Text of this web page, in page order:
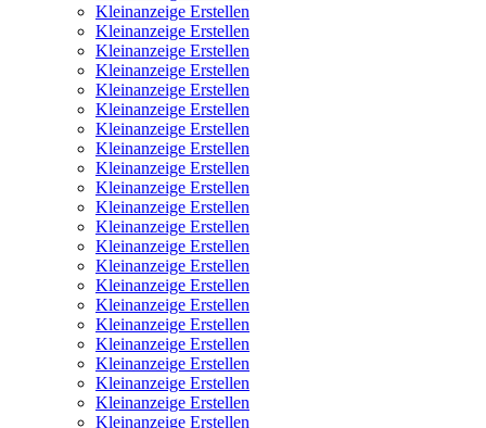
Kleinanzeige Erstellen
Kleinanzeige Erstellen
Kleinanzeige Erstellen
Kleinanzeige Erstellen
Kleinanzeige Erstellen
Kleinanzeige Erstellen
Kleinanzeige Erstellen
Kleinanzeige Erstellen
Kleinanzeige Erstellen
Kleinanzeige Erstellen
Kleinanzeige Erstellen
Kleinanzeige Erstellen
Kleinanzeige Erstellen
Kleinanzeige Erstellen
Kleinanzeige Erstellen
Kleinanzeige Erstellen
Kleinanzeige Erstellen
Kleinanzeige Erstellen
Kleinanzeige Erstellen
Kleinanzeige Erstellen
Kleinanzeige Erstellen
Kleinanzeige Erstellen